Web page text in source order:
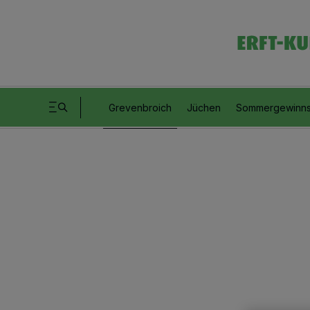
Grevenbroich Jüchen